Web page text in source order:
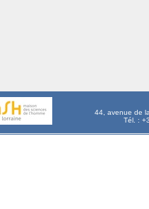
44, avenue de
Tél. :